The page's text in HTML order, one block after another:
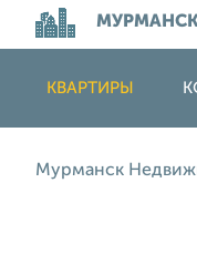
КВАРТИРЫ
Мурманск